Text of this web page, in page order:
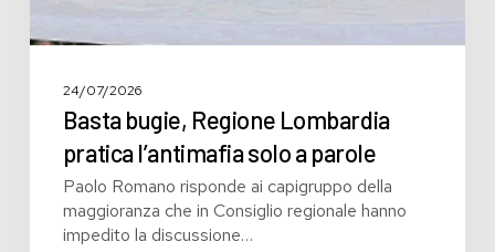
24/07/2026
Basta bugie, Regione Lombardia
pratica l’antimafia solo a parole
Paolo Romano risponde ai capigruppo della
maggioranza che in Consiglio regionale hanno
impedito la discussione…